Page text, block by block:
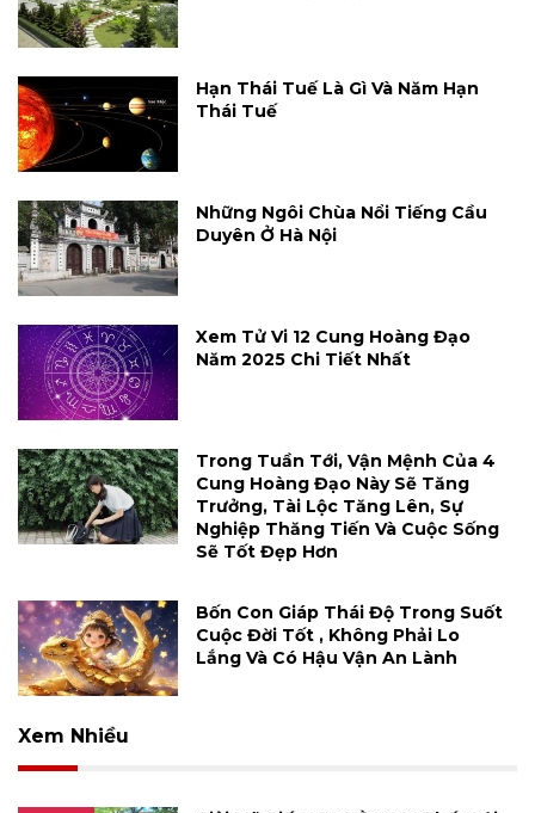
Hạn Thái Tuế Là Gì Và Năm Hạn
Thái Tuế
Những Ngôi Chùa Nổi Tiếng Cầu
Duyên Ở Hà Nội
Xem Tử Vi 12 Cung Hoàng Đạo
Năm 2025 Chi Tiết Nhất
Trong Tuần Tới, Vận Mệnh Của 4
Cung Hoàng Đạo Này Sẽ Tăng
Trưởng, Tài Lộc Tăng Lên, Sự
Nghiệp Thăng Tiến Và Cuộc Sống
Sẽ Tốt Đẹp Hơn
Bốn Con Giáp Thái Độ Trong Suốt
Cuộc Đời Tốt , Không Phải Lo
Lắng Và Có Hậu Vận An Lành
Xem Nhiều